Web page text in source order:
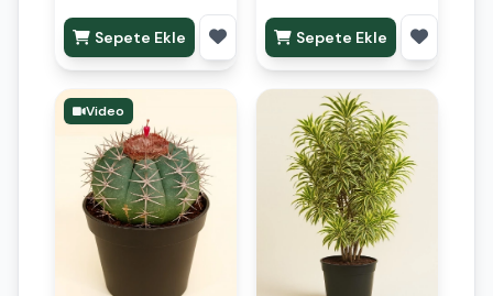
Sepete Ekle Sepete Ekle
Video